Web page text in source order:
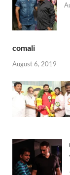
comali
August 6, 2019